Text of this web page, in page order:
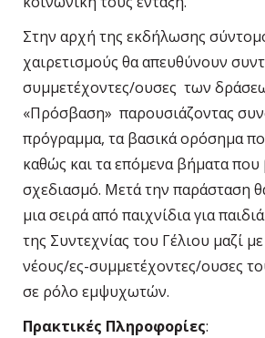
Στην αρχή της εκδήλωσης
χαιρετισμούς θα απευθύνουν
συμμετέχοντες/ουσες των
«Πρόσβαση» παρουσιάζοντας
πρόγραμμα, τα βασικά ορόσημα
καθώς και τα επόμενα βήματα που
σχεδιασμό. Μετά την παράσταση
μια σειρά από παιχνίδια για
της Συντεχνίας του Γέλιου μαζί
νέους/ες-συμμετέχοντες/ουσες
σε ρόλο εμψυχωτών.
Πρακτικές Πληροφορίες: